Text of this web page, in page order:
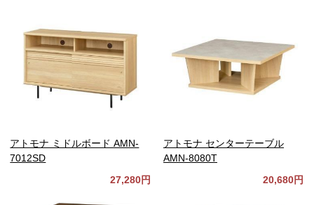
アトモナ ミドルボード AMN-
7012SD
27,280円
アトモナ センターテーブル
AMN-8080T
20,680円